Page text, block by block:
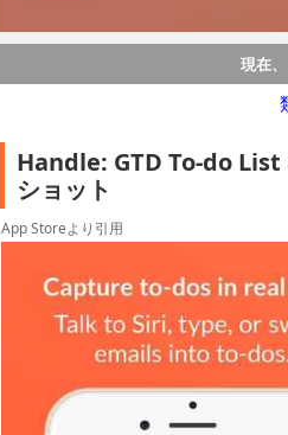
現在
Handle: GTD To-do
ショット
App Storeより引用